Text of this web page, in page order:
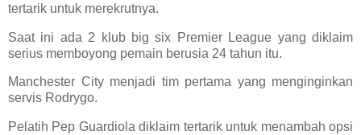
tertarik untuk merekrutnya.
Saat ini ada 2 klub big six Premier League yang diklaim
serius memboyong pemain berusia 24 tahun itu.
Manchester City menjadi tim pertama yang menginginkan
servis Rodrygo.
Pelatih Pep Guardiola diklaim tertarik untuk menambah opsi